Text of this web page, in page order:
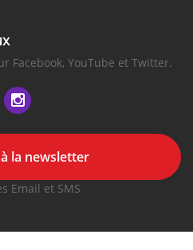
Facebook, YouTube et Twitter.
la newsletter
Email et SMS